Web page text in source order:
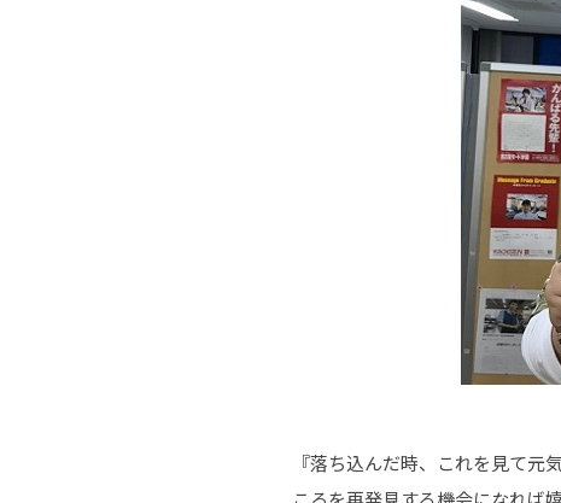
『落ち込んだ時、これを見て